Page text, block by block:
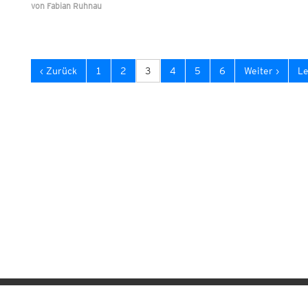
von Fabian Ruhnau
‹ Zurück 1 2 3 4 5 6 Weiter ›